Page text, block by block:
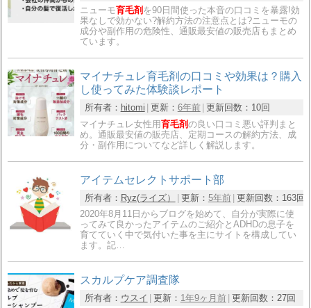
ニューモ育毛剤 を90日間使った本音の口コミを暴露!効
果なしで効かない?解約方法の注意点とは?ニューモの
成分や副作用の危険性、通販最安値の販売店もまとめ
ています。
マイナチュレ育毛剤の口コミや効果は？購入
し使ってみた体験談レポート
所有者： hitomi 更新： 6年前 更新回数： 10回
マイナチュレ女性用育毛剤の良い口コミ悪い評判まと
め。通販最安値の販売店、定期コースの解約方法、成
分・副作用についてなど詳しく解説します。
アイテムセレクトサポート部
所有者： Ryz(ライズ） 更新： 5年前 更新回数： 163回
2020年8月11日からブログを始めて、自分が実際に使
ってみて良かったアイテムのご紹介とADHDの息子を
育てていく中で気付いた事を主にサイトを構成してい
ます。記…
スカルプケア調査隊
所有者： ウスイ 更新： 1年9ヶ月前 更新回数： 27回